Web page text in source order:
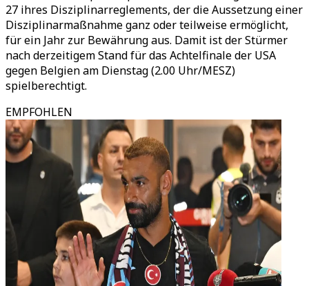
27 ihres Disziplinarreglements, der die Aussetzung einer
Disziplinarmaßnahme ganz oder teilweise ermöglicht,
für ein Jahr zur Bewährung aus. Damit ist der Stürmer
nach derzeitigem Stand für das Achtelfinale der USA
gegen Belgien am Dienstag (2.00 Uhr/MESZ)
spielberechtigt.
EMPFOHLEN